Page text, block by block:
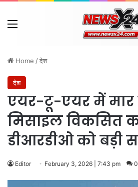
Menu
Home /देश
देश
एयर-टू-एयर में मार
मिसाइल विकसित
डीआरडीओ को बड़ी
Editor February 3, 2026 | 7:43 pm 0